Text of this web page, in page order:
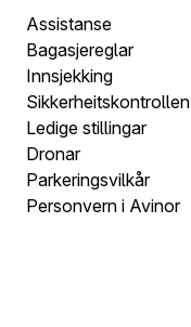
Assistanse
Bagasjereglar
Innsjekking
Sikkerheitskontrollen
Ledige stillingar
Dronar
Parkeringsvilkår
Personvern i Avinor